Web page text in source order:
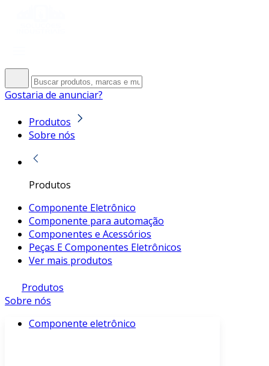
Gostaria de anunciar?
Produtos
Sobre nós
Produtos
Componente Eletrônico
Componente para automação
Componentes e Acessórios
Peças E Componentes Eletrônicos
Ver mais produtos
Produtos
Sobre nós
Componente eletrônico